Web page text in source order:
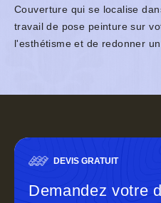
Couverture qui se localise
travail de pose peinture sur
l'esthétisme et de redonner
DEVIS GRATUIT
Demandez votre